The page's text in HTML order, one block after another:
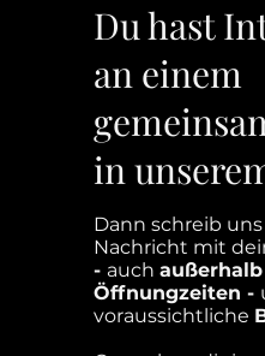
Du hast
an einem
in
Dann schreib
Nachricht mit
- auch
Öffnungzeiten -
voraussichtliche